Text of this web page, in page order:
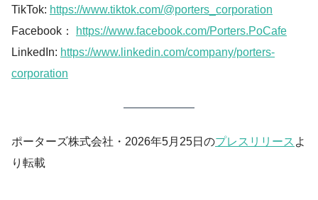
TikTok: https://www.tiktok.com/@porters_corporation
Facebook：
https://www.facebook.com/Porters.PoCafe
LinkedIn: https://www.linkedin.com/company/porters-
corporation
ポーターズ株式会社・2026年5月25日のプレスリリース よ
り転載